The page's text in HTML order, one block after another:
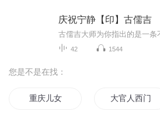
庆祝宁静【印】古儒吉
42 1544
您是不是在找：
重庆儿女 大官人西门庆